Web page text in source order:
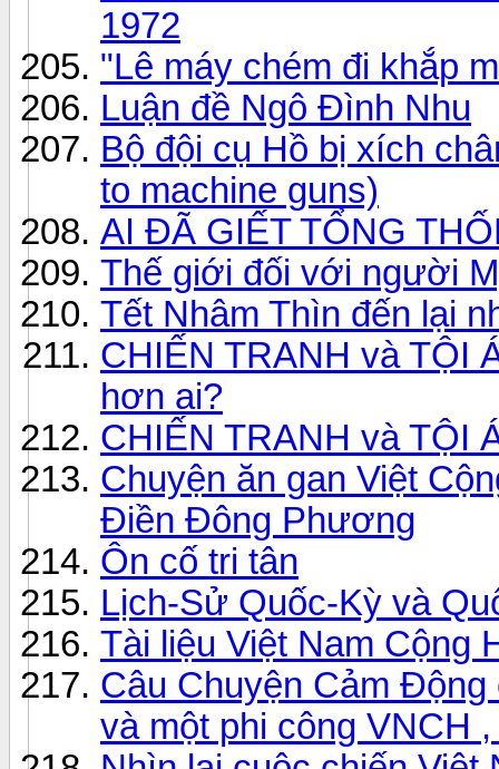
1972
"Lê máy chém đi khắp
Luận đề Ngô Đình Nhu
Bộ đội cụ Hồ bị xích
to machine guns)
AI ĐÃ GIẾT TỔNG
Thế giới đối với người
Tết Nhâm Thìn đến lại
CHIẾN TRANH và TỘI
hơn ai?
CHIẾN TRANH và TỘI
Chuyện ăn gan Việt
Điền Đông Phương
Ôn cố tri tân
Lịch-Sử Quốc-Kỳ và
Tài liệu Việt Nam Cộng
Câu Chuyện Cảm
và một phi công VNCH